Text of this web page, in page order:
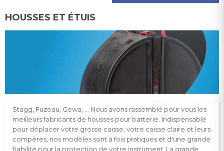
HOUSSES ET ÉTUIS
Stagg, Fuzeau, Gewa, … Nous avons rassemblé pour vous les
meilleurs fabricants de housses pour batterie. Indispensable
pour déplacer votre grosse caisse, votre caisse claire et leurs
compères, nos modèles sont à fois pratiques et d'une grande
fiabilité pour la protection de votre instrument. La grande